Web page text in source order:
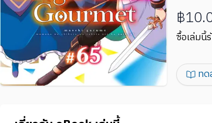
฿
ซื้อเล่มนี้
ทด